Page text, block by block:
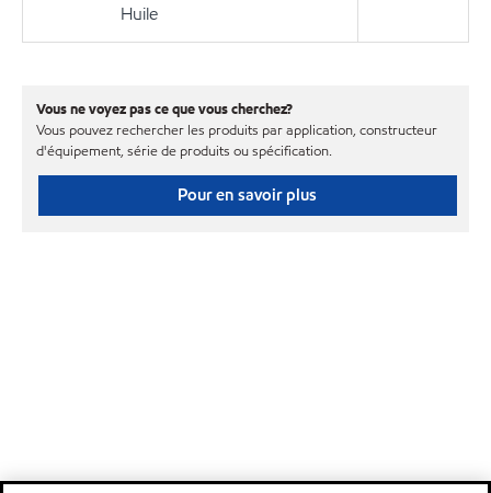
Huile
Vous ne voyez pas ce que vous cherchez?
Vous pouvez rechercher les produits par application, constructeur
d'équipement, série de produits ou spécification.
Pour en savoir plus